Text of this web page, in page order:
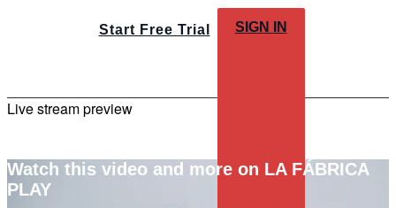
Start Free Trial SIGN IN
Live stream preview
Watch this video and more on LA FÁBRICA
PLAY